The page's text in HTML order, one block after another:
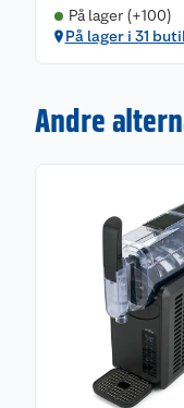
Designet for
Et
den praktiske
På lager (+100)
På lager i 31
Andre